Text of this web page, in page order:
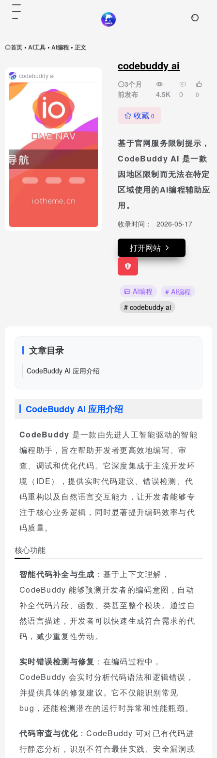
首页 • AI工具 • AI编程 • 正文
codebuddy ai
3个月
前发布
4.5K 0 0
收藏0
基于官网服务限制提示，
CodeBuddy AI 是一款
因地区限制而无法在特定
区域使用的AI编程辅助应
用。
收录时间： 2026-05-17
打开网站
AI编程
# AI编程
# codebuddy ai
codebuddy ai
文章目录
CodeBuddy AI 应用介绍
CodeBuddy AI 应用介绍
CodeBuddy 是一款由先进人工智能驱动的智能
编程助手，旨在帮助开发者更高效地编写、审
查、调试和优化代码。它深度集成于主流开发环
境（IDE），提供实时代码建议、错误检测、代
码重构以及自然语言交互能力，让开发者能够专
注于核心业务逻辑，同时显著提升编码效率与代
码质量。
核心功能
智能代码补全与生成 ：基于上下文理解，
CodeBuddy 能够预测开发者的编码意图，自动
补全代码片段、函数、类甚至整个模块。通过自
然语言描述，开发者可以快速生成符合需求的代
码，减少重复性劳动。
实时错误检测与修复 ：在编码过程中，
CodeBuddy 会实时分析代码语法和逻辑错误，
并提供具体的修复建议。它不仅能识别常见
bug，还能检测潜在的运行时异常和性能瓶颈。
代码审查与优化：CodeBuddy 可对已有代码进
行静态分析，识别不符合最佳实践、安全漏洞或